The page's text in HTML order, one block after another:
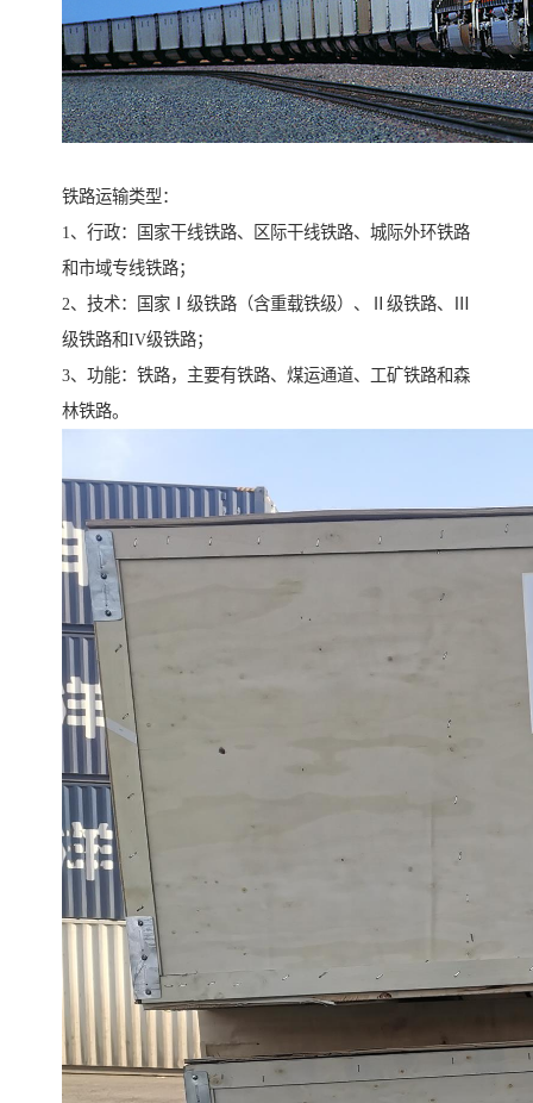
铁路运输类型：
1、行政：国家干线铁路、区际干线铁路、城际外环铁路
和市域专线铁路；
2、技术：国家Ⅰ级铁路（含重载铁级）、Ⅱ级铁路、Ⅲ
级铁路和IV级铁路；
3、功能：铁路，主要有铁路、煤运通道、工矿铁路和森
林铁路。